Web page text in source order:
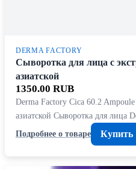
DERMA FACTORY
Сыворотка для лица с
азиатской
1350.00 RUB
Derma Factory Cica 60.2
азиатской Сыворотка для лица
Подробнее о товаре
Купить